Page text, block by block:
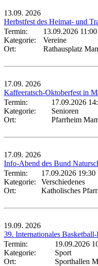
13.09. 2026
Herbstfest des Heimat- und
Termin:
13.09.2026
Kategorie:
Vereine
Ort:
Rathausplatz
17.09. 2026
Kaffeeratsch-Oktoberfest in
Termin:
17.09.2026
Kategorie:
Senioren
Ort:
Pfarrheim
17.09. 2026
Info-Abend des Bund
Termin:
17.09.2026 19:30
Kategorie:
Verschiedenes
Ort:
Katholisches
19.09. 2026
39. Internationales
Termin:
19.09.2026
Kategorie:
Sport
Ort:
Sporthallen